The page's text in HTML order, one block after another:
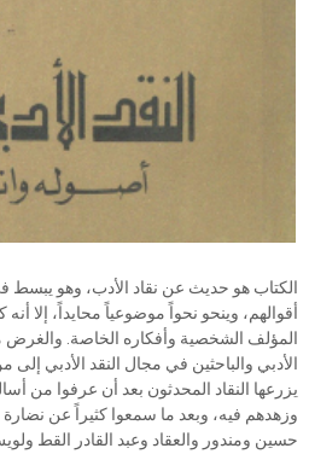
الكتاب هو حديث عن نقاد الأدب، وهو يبسط
أقوالهم، وينحو نحواً موضوعياً محايداً، إلا
المؤلف الشخصية وأفكاره الخاصة. والغرض
الأدبي والباحثين في مجال النقد الأدبي
يزرعها النقاد المحدثون بعد أن عرفوا من
وزهدهم فيه، وبعد ما سمعوا كثيراً عن
حسين ومندور والعقاد وعبد القادر القط